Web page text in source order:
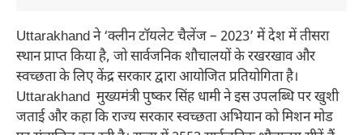
Uttarakhand ने ‘क्लीन टॉयलेट चैलेंज – 2023’ में देश में तीसरा
स्थान प्राप्त किया है, जो सार्वजनिक शौचालयों के रखरखाव और
स्वच्छता के लिए केंद्र सरकार द्वारा आयोजित प्रतियोगिता है।
Uttarakhand मुख्यमंत्री पुष्कर सिंह धामी ने इस उपलब्धि पर खुशी
जताई और कहा कि राज्य सरकार स्वच्छता अभियान को मिशन मोड